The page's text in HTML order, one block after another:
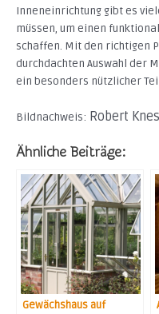
Inneneinrichtung gibt es
müssen, um einen
schaffen. Mit den richtigen
durchdachten Auswahl der
ein besonders nützlicher
Bildnachweis: Robert
Ähnliche Beiträge:
Gewächshaus auf